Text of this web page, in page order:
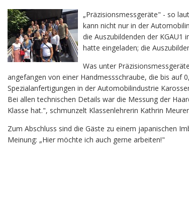
„Präzisionsmessgeräte" - so
kann nicht nur in der
die Auszubildenden der KGAU1
hatte eingeladen; die
Was unter
angefangen von einer Handmessschraube, die bis auf
Spezialanfertigungen in der Automobilindustrie
Bei allen technischen Details war die Messung der
Klasse hat.", schmunzelt Klassenlehrerin Kathrin
Zum Abschluss sind die Gäste zu einem japanischen
Meinung: „Hier möchte ich auch gerne arbeiten!"